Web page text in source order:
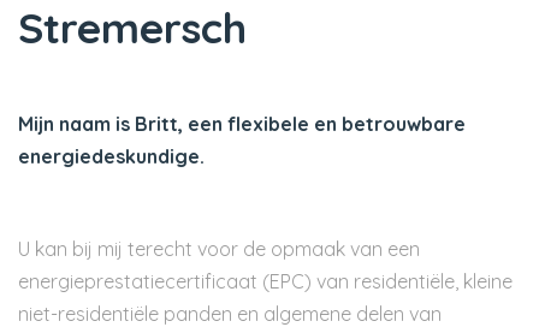
Stremersch
Mijn naam is Britt, een flexibele en betrouwbare
energiedeskundige.
U kan bij mij terecht voor de opmaak van een
energieprestatiecertificaat (EPC) van residentiële, kleine
niet-residentiële panden en algemene delen van